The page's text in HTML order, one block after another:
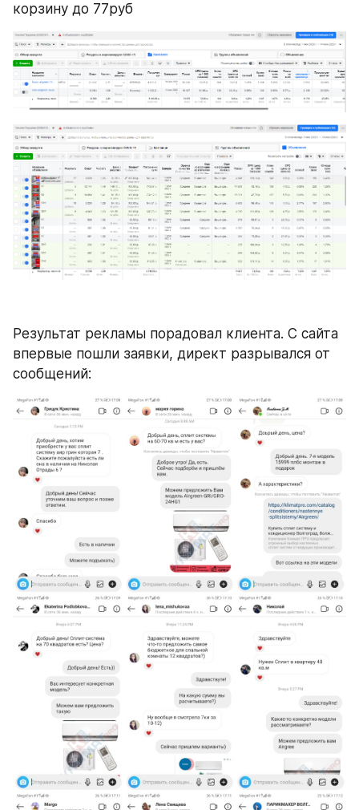
корзину до 77руб
Результат рекламы порадовал клиента. С сайта
впервые пошли заявки, директ разрывался от
сообщений: